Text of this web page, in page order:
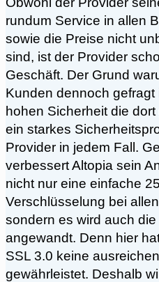
rundum Service in allen
sowie die Preise nicht
sind, ist der Provider
Geschäft. Der Grund
Kunden dennoch gefragt
hohen Sicherheit die
ein starkes
Provider in jedem Fall.
verbessert Altopia sein
nicht nur eine einfache
Verschlüsselung bei
sondern es wird auch
angewandt. Denn hier
SSL 3.0 keine
gewährleistet. Deshalb